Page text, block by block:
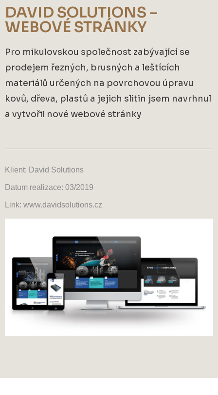
DAVID SOLUTIONS –
WEBOVÉ STRÁNKY
Pro mikulovskou společnost zabývající se
prodejem řezných, brusných a leštících
materiálů určených na povrchovou úpravu
kovů, dřeva, plastů a jejich slitin jsem navrhnul
a vytvořil nové webové stránky
Klient: David Solutions
Datum realizace: 03/2019
Link: www.davidsolutions.cz